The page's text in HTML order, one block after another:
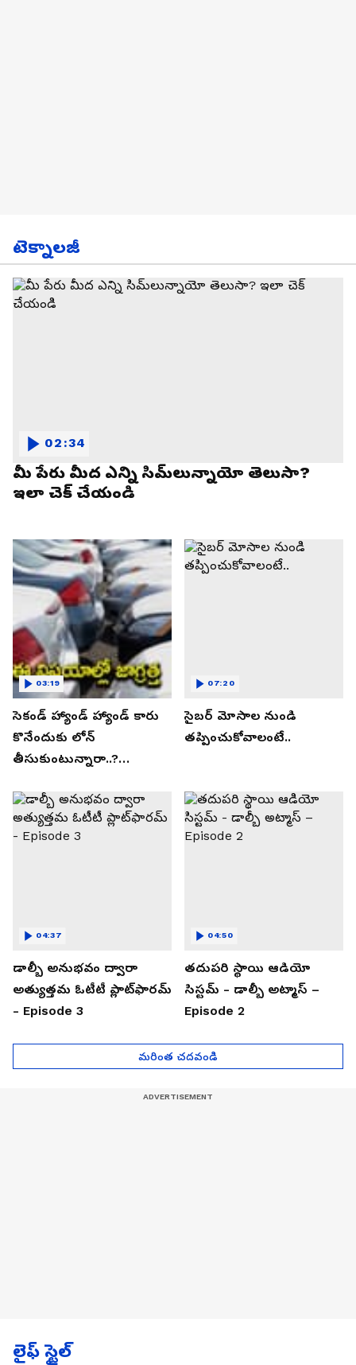
టెక్నాలజీ
మీ పేరు మీద ఎన్ని సిమ్‌లున్నాయో తెలుసా?
ఇలా చెక్ చేయండి
02:34
సెకండ్ హ్యాండ్ హ్యాండ్ కారు
కొనేందుకు లోన్
తీసుకుంటున్నారా..?
తెలుసుకోండి..!
03:19
సైబర్ మోసాల నుండి
తప్పించుకోవాలంటే..
07:20
డాల్బీ అనుభవం ద్వారా
అత్యుత్తమ ఓటీటీ ప్లాట్‌ఫారమ్
- Episode 3
04:37
తదుపరి స్థాయి ఆడియో
సిస్టమ్ - డాల్బీ అట్మాస్ –
Episode 2
04:50
మరింత చదవండి
లైఫ్ స్టైల్